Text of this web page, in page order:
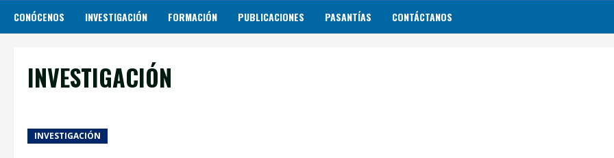
CONÓCENOS INVESTIGACIÓN FORMACIÓN PUBLICACIONES PASANTÍAS CONTÁCTANOS
INVESTIGACIÓN
INVESTIGACIÓN